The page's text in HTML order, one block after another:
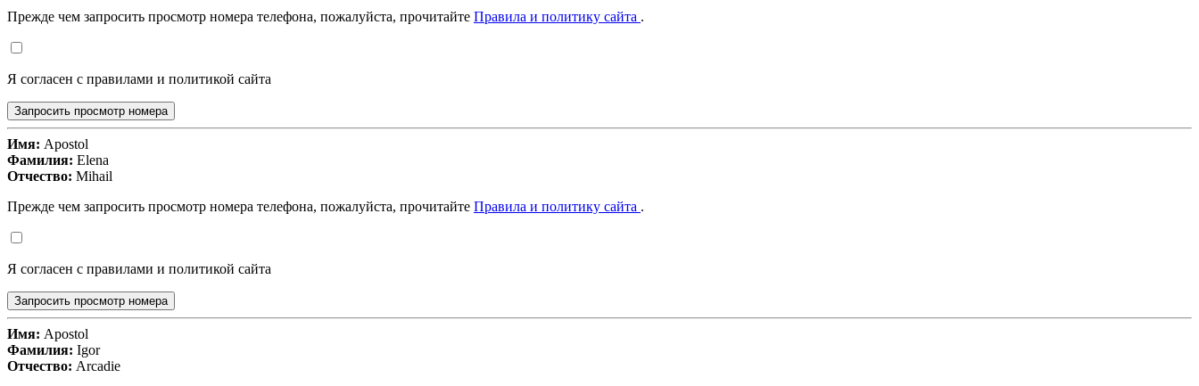
Прежде чем запросить просмотр номера телефона, пожалуйста, прочитайте Правила и политику сайта .
Я согласен с правилами и политикой сайта
Запросить просмотр номера
Имя: Apostol
Фамилия: Elena
Отчество: Mihail
Прежде чем запросить просмотр номера телефона, пожалуйста, прочитайте Правила и политику сайта .
Я согласен с правилами и политикой сайта
Запросить просмотр номера
Имя: Apostol
Фамилия: Igor
Отчество: Arcadie